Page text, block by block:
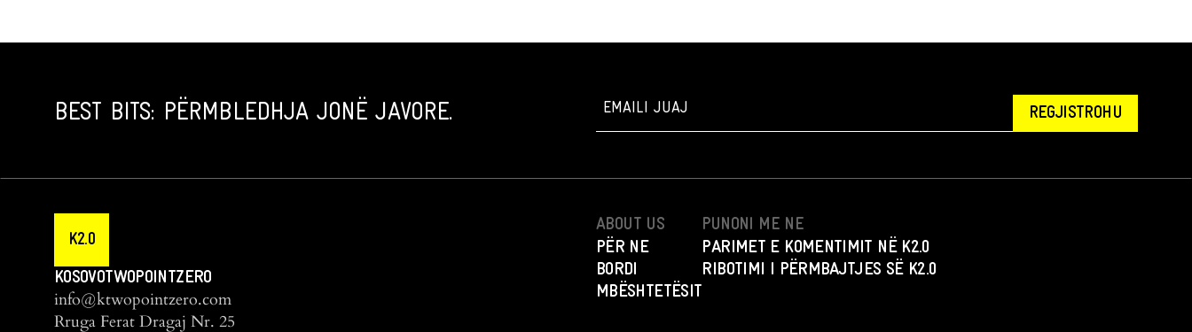
BEST BITS: PËRMBLEDHJA JONË JAVORE. REGJISTROHU
K2.0
KOSOVOTWOPOINTZERO
info@ktwopointzero.com
Rruga Ferat Dragaj Nr. 25
ABOUT US
PËR NE
BORDI
MBËSHTETËSIT
PUNONI ME NE
PARIMET E KOMENTIMIT NË K2.0
RIBOTIMI I PËRMBAJTJES SË K2.0